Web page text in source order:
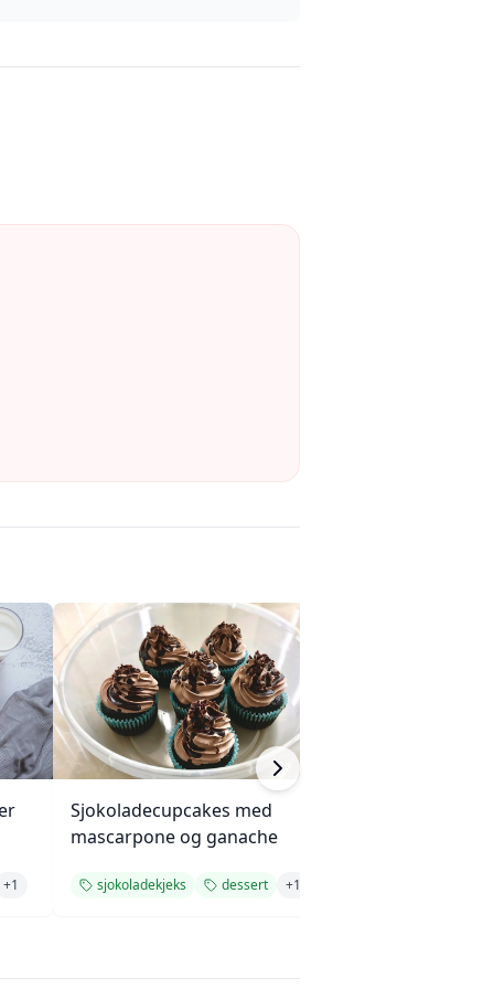
+1
Sjokoladecupcakes med
mascarpone og ganache
sjokoladekjeks dessert +1